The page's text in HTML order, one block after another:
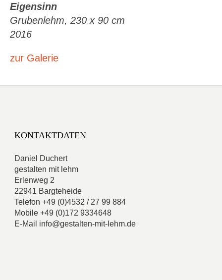
Eigensinn
Grubenlehm, 230 x 90 cm
2016
zur Galerie
KONTAKTDATEN
Daniel Duchert
gestalten mit lehm
Erlenweg 2
22941 Bargteheide
Telefon +49 (0)4532 / 27 99 884
Mobile +49 (0)172 9334648
E-Mail info@gestalten-mit-lehm.de